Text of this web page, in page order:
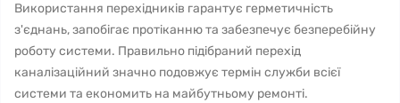
Використання перехідників гарантує герметичність
з'єднань, запобігає протіканню та забезпечує безперебійну
роботу системи. Правильно підібраний перехід
каналізаційний значно подовжує термін служби всієї
системи та економить на майбутньому ремонті.